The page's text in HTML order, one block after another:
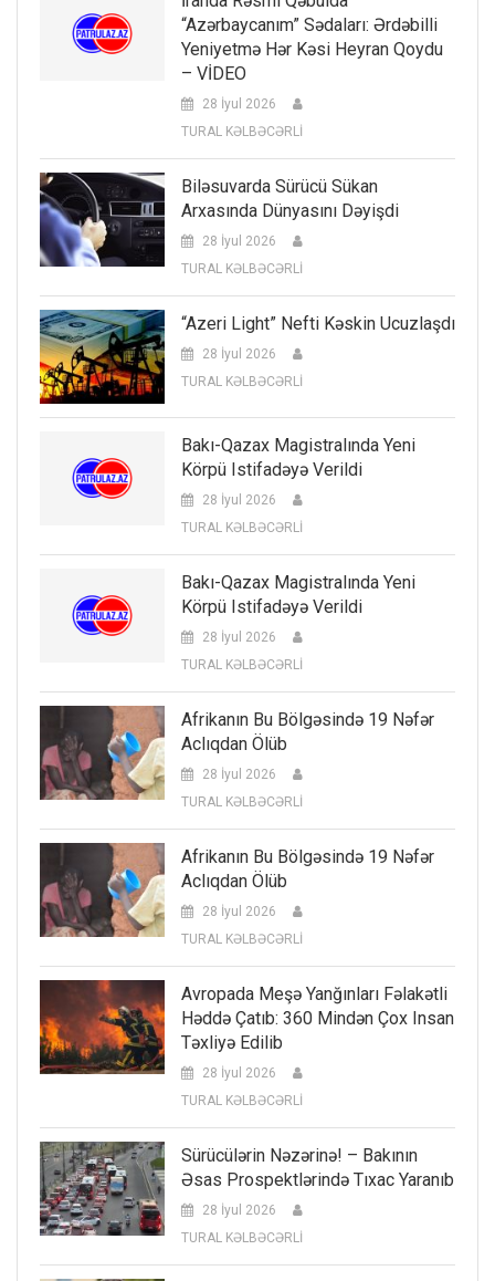
“Azərbaycanım” Sədaları: Ərdəbilli
Yeniyetmə Hər Kəsi Heyran Qoydu
– VİDEO
28 İyul 2026
TURAL KƏLBƏCƏRLİ
Biləsuvarda Sürücü Sükan
Arxasında Dünyasını Dəyişdi
28 İyul 2026
TURAL KƏLBƏCƏRLİ
“Azeri Light” Nefti Kəskin Ucuzlaşdı
28 İyul 2026
TURAL KƏLBƏCƏRLİ
Bakı-Qazax Magistralında Yeni
Körpü Istifadəyə Verildi
28 İyul 2026
TURAL KƏLBƏCƏRLİ
Bakı-Qazax Magistralında Yeni
Körpü Istifadəyə Verildi
28 İyul 2026
TURAL KƏLBƏCƏRLİ
Afrikanın Bu Bölgəsində 19 Nəfər
Aclıqdan Ölüb
28 İyul 2026
TURAL KƏLBƏCƏRLİ
Afrikanın Bu Bölgəsində 19 Nəfər
Aclıqdan Ölüb
28 İyul 2026
TURAL KƏLBƏCƏRLİ
Avropada Meşə Yanğınları Fəlakətli
Həddə Çatıb: 360 Mindən Çox Insan
Təxliyə Edilib
28 İyul 2026
TURAL KƏLBƏCƏRLİ
Sürücülərin Nəzərinə! – Bakının
Əsas Prospektlərində Tıxac Yaranıb
28 İyul 2026
TURAL KƏLBƏCƏRLİ